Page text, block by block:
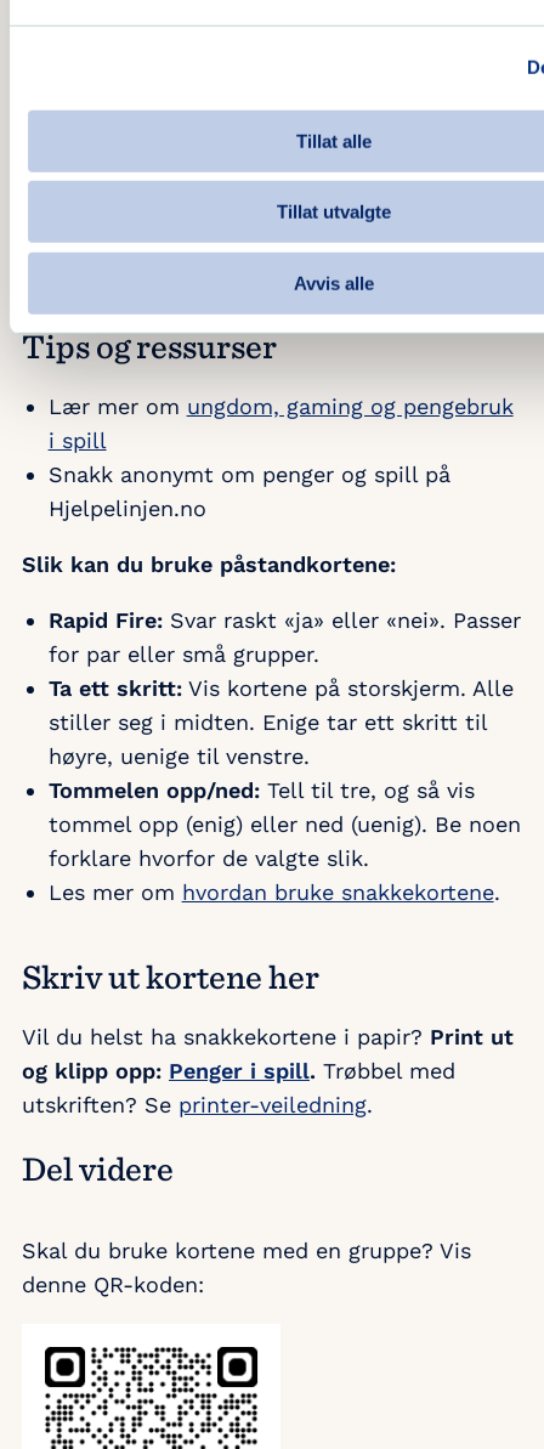
Tillat alle
Tillat utvalgte
Avvis alle
Se tips og ressurser
Snakkekort hjelper deg å få engasjerende og ærlige
Tips og ressurser
Lær mer om ungdom, gaming og pengebruk
i spill
Snakk anonymt om penger og spill på
Hjelpelinjen.no
Slik kan du bruke påstandkortene:
Rapid Fire:Svar raskt «ja» eller «nei». Passer
for par eller små grupper.
Ta ett skritt:Vis kortene på storskjerm. Alle
stiller seg i midten. Enige tar ett skritt til
høyre, uenige til venstre.
Tommelen opp/ned:Tell til tre, og så vis
tommel opp (enig) eller ned (uenig). Be noen
forklare hvorfor de valgte slik.
Les mer om hvordan bruke snakkekortene.
Skriv ut kortene her
Vil du helst ha snakkekortene i papir? Print ut
og klipp opp: Penger i spill. Trøbbel med
utskriften? Se printer-veiledning.
Del videre
Skal du bruke kortene med en gruppe? Vis
denne QR-koden: